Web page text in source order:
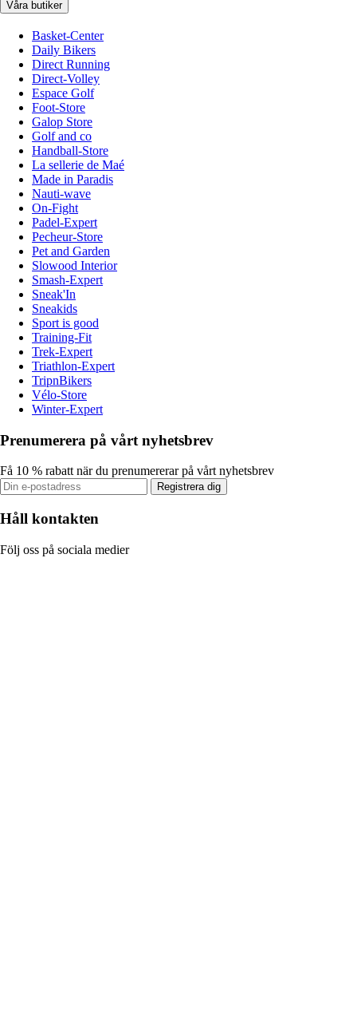
Våra butiker
Basket-Center
Daily Bikers
Direct Running
Direct-Volley
Espace Golf
Foot-Store
Galop Store
Golf and co
Handball-Store
La sellerie de Maé
Made in Paradis
Nauti-wave
On-Fight
Padel-Expert
Pecheur-Store
Pet and Garden
Slowood Interior
Smash-Expert
Sneak'In
Sneakids
Sport is good
Training-Fit
Trek-Expert
Triathlon-Expert
TripnBikers
Vélo-Store
Winter-Expert
Prenumerera på vårt nyhetsbrev
Få 10 % rabatt när du prenumererar på vårt nyhetsbrev
Registrera dig
Håll kontakten
Följ oss på sociala medier